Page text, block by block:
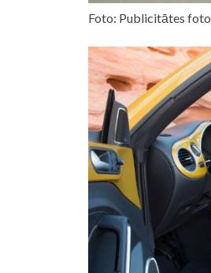
Foto: Publicitātes foto